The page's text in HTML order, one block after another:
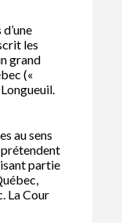
les
grand
(«
au sens
prétendent
partie
La Cour